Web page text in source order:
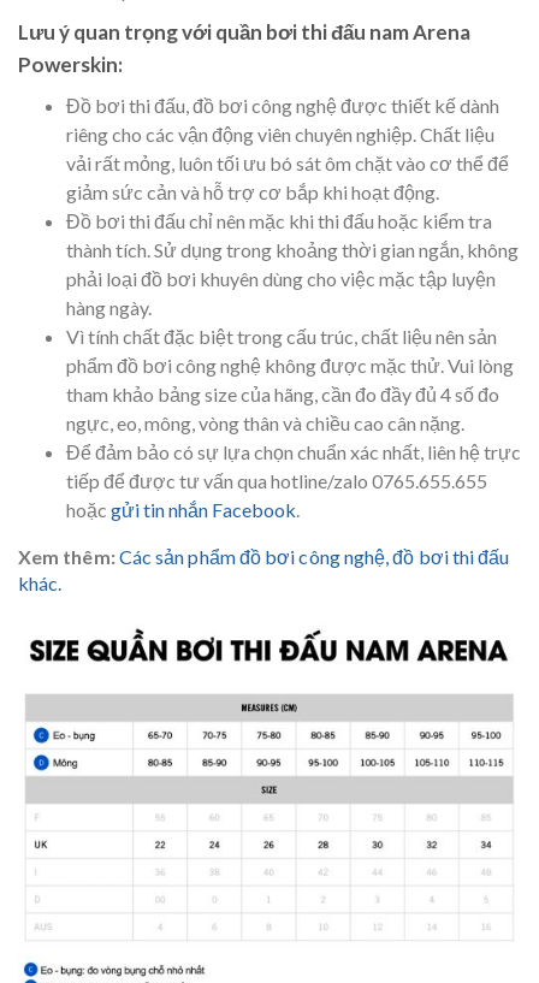
Lưu ý quan trọng với quần bơi thi đấu nam Arena
Powerskin:
Đồ bơi thi đấu, đồ bơi công nghệ được thiết kế dành
riêng cho các vận động viên chuyên nghiệp. Chất liệu
vải rất mỏng, luôn tối ưu bó sát ôm chặt vào cơ thể để
giảm sức cản và hỗ trợ cơ bắp khi hoạt động.
Đồ bơi thi đấu chỉ nên mặc khi thi đấu hoặc kiểm tra
thành tích. Sử dụng trong khoảng thời gian ngắn, không
phải loại đồ bơi khuyên dùng cho việc mặc tập luyện
hàng ngày.
Vì tính chất đặc biệt trong cấu trúc, chất liệu nên sản
phẩm đồ bơi công nghệ không được mặc thử. Vui lòng
tham khảo bảng size của hãng, cần đo đầy đủ 4 số đo
ngực, eo, mông, vòng thân và chiều cao cân nặng.
Để đảm bảo có sự lựa chọn chuẩn xác nhất, liên hệ trực
tiếp để được tư vấn qua hotline/zalo 0765.655.655
hoặc gửi tin nhắn Facebook
Xem thêm:Các sản phẩm đồ bơi công nghệ, đồ bơi thi đấu
khác.